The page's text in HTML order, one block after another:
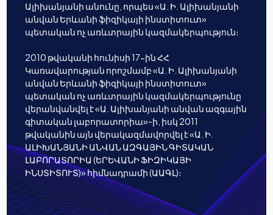
Ալիխանյանի անունը, որպես «Ա. Ի. Ալիխանյանի
անվան Երևանի ֆիզիկայի ինստիտուտ»
պետական ոչ առևտրային կազմակերպություն։
2010 թվականի հունիսի 17-ին ՀՀ
Կառավարության որոշմամբ «Ա. Ի. Ալիխանյանի
անվան Երևանի ֆիզիկայի ինստիտուտ»
պետական ոչ առևտրային կազմակերպությունը
վերանվանվել է «Ա. Ալիխանյանի անվան ազգային
գիտական լաբորատորիա»-ի, իսկ 2011
թվականին այն վերակազմավորվել է «Ա. Ի.
ԱԼԻԽԱՆՅԱՆԻ ԱՆՎԱՆ ԱԶԳԱՅԻՆ ԳԻՏԱԿԱՆ
ԼԱԲՈՐԱՏՈՐԻԱ (ԵՐԵՎԱՆԻ ՖԻԶԻԿԱՅԻ
ԻՆՍՏԻՏՈՒՏ)» հիմնադրամի (ԱԱԳԼ)։